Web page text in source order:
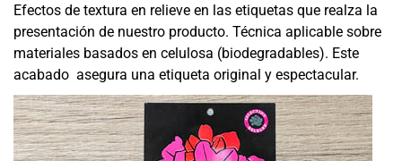
Efectos de textura en relieve en las etiquetas que realza la
presentación de nuestro producto. Técnica aplicable sobre
materiales basados en celulosa (biodegradables). Este
acabado asegura una etiqueta original y espectacular.